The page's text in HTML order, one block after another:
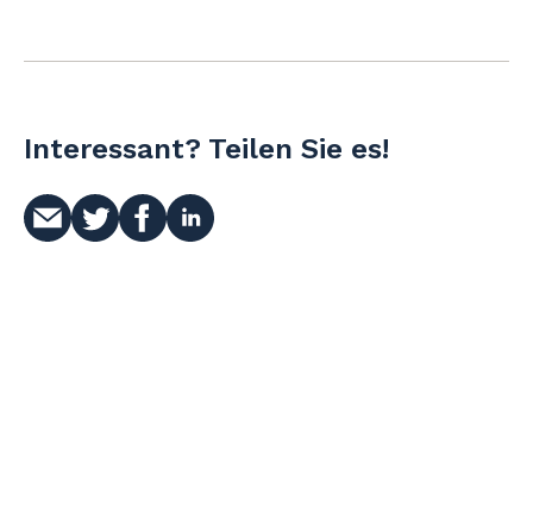
Interessant? Teilen Sie es!